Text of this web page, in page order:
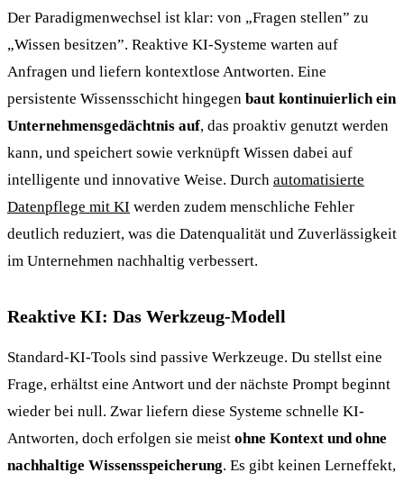
Der Paradigmenwechsel ist klar: von „Fragen stellen” zu
„Wissen besitzen”. Reaktive KI-Systeme warten auf
Anfragen und liefern kontextlose Antworten. Eine
persistente Wissensschicht hingegen baut kontinuierlich ein
Unternehmensgedächtnis auf, das proaktiv genutzt werden
kann, und speichert sowie verknüpft Wissen dabei auf
intelligente und innovative Weise. Durch automatisierte
Datenpflege mit KI werden zudem menschliche Fehler
deutlich reduziert, was die Datenqualität und Zuverlässigkeit
im Unternehmen nachhaltig verbessert.
Reaktive KI: Das Werkzeug-Modell
Standard-KI-Tools sind passive Werkzeuge. Du stellst eine
Frage, erhältst eine Antwort und der nächste Prompt beginnt
wieder bei null. Zwar liefern diese Systeme schnelle KI-
Antworten, doch erfolgen sie meist ohne Kontext und ohne
nachhaltige Wissensspeicherung. Es gibt keinen Lerneffekt,